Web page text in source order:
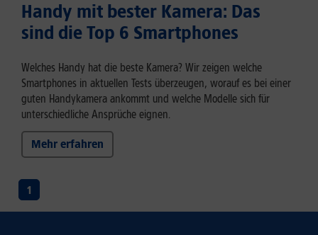
Handy mit bester Kamera: Das
sind die Top 6 Smartphones
Welches Handy hat die beste Kamera? Wir zeigen welche
Smartphones in aktuellen Tests überzeugen, worauf es bei einer
guten Handykamera ankommt und welche Modelle sich für
unterschiedliche Ansprüche eignen.
Mehr erfahren
1